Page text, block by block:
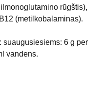
rūgštis),
(metilkobalaminas).
suaugusiesiems: 6 g per
vandens.